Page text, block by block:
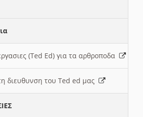
(Ted Ed) για τα αρθροποδα
διευθυνση του Ted ed μας